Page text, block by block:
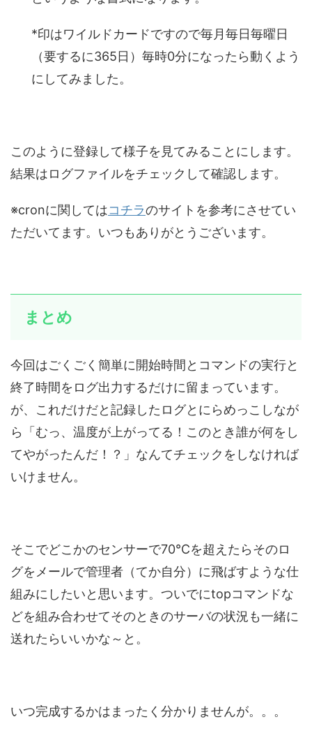
*印はワイルドカードですので毎月毎日毎曜日
（要するに365日）毎時0分になったら動くよう
にしてみました。
このように登録して様子を見てみることにします。
結果はログファイルをチェックして確認します。
※cronに関してはコチラのサイトを参考にさせてい
ただいてます。いつもありがとうございます。
まとめ
今回はごくごく簡単に開始時間とコマンドの実行と
終了時間をログ出力するだけに留まっています。
が、これだけだと記録したログとにらめっこしなが
ら「むっ、温度が上がってる！このとき誰が何をし
てやがったんだ！？」なんてチェックをしなければ
いけません。
そこでどこかのセンサーで70℃を超えたらそのロ
グをメールで管理者（てか自分）に飛ばすような仕
組みにしたいと思います。ついでにtopコマンドな
どを組み合わせてそのときのサーバの状況も一緒に
送れたらいいかな～と。
いつ完成するかはまったく分かりませんが。。。